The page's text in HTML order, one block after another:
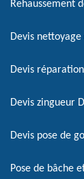
Rehaussement
Devis
Devis
Devis zingueur
Devis pose de
Pose de bâche